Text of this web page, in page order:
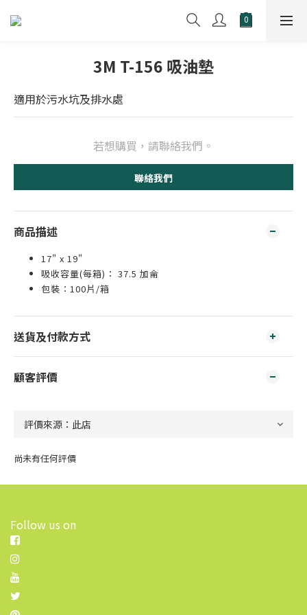
3M T-156 吸油墊
適用於污水坑及排水處
若想購買，請聯絡我們。
聯絡我們
商品描述
17" x 19"
吸收容量(每箱)： 37.5 加侖
包裝：100片/箱
送貨及付款方式
顧客評價
尚未有任何評價
Follow us on